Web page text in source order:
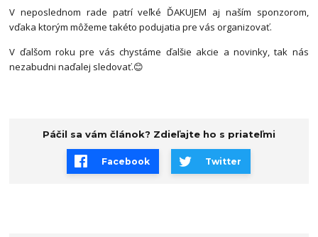
V neposlednom rade patrí veľké ĎAKUJEM aj naším sponzorom,
vďaka ktorým môžeme takéto podujatia pre vás organizovať.
V ďalšom roku pre vás chystáme ďalšie akcie a novinky, tak nás
nezabudni naďalej sledovať.😊
Páčil sa vám článok? Zdieľajte ho s priateľmi
Facebook Twitter